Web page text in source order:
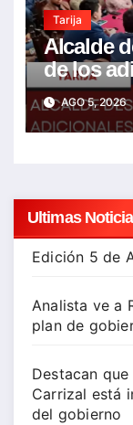
Tarija
Alcalde
de los
AGO 5, 2026
Ultimas
Edición 5 de
Analista ve a
plan de
Destacan
Carrizal está
del gobierno